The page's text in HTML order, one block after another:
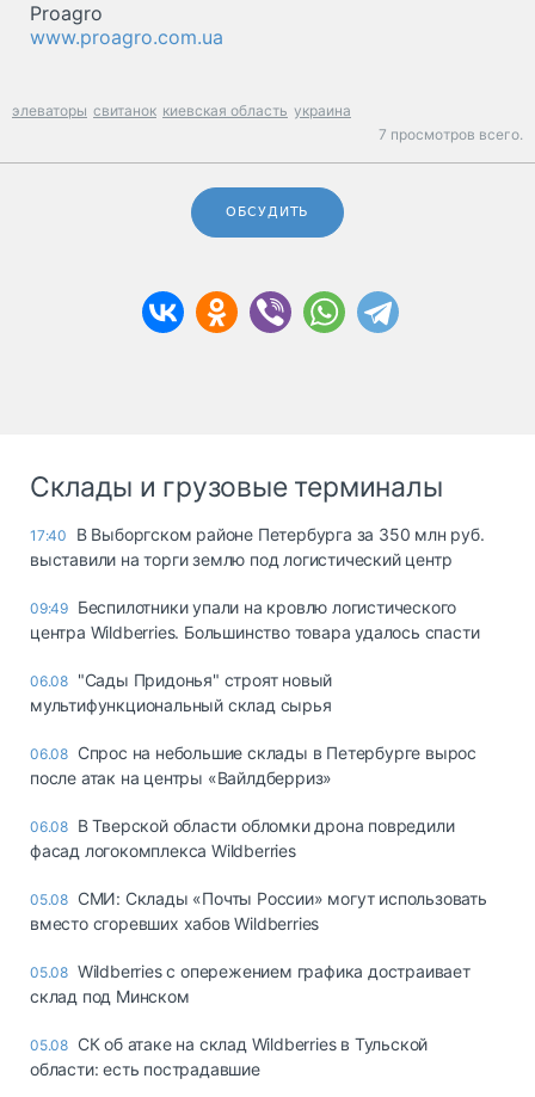
Proagro
www.proagro.com.ua
элеваторы свитанок киевская область украина
7 просмотров всего.
ОБСУДИТЬ
Склады и грузовые терминалы
17:40
В Выборгском районе Петербурга за 350 млн руб.
выставили на торги землю под логистический центр
09:49 Беспилотники упали на кровлю логистического
центра Wildberries. Большинство товара удалось спасти
06.08 "Сады Придонья" строят новый
мультифункциональный склад сырья
06.08 Спрос на небольшие склады в Петербурге вырос
после атак на центры «Вайлдберриз»
06.08 В Тверской области обломки дрона повредили
фасад логокомплекса Wildberries
05.08 СМИ: Склады «Почты России» могут использовать
вместо сгоревших хабов Wildberries
05.08 Wildberries с опережением графика достраивает
склад под Минском
05.08 СК об атаке на склад Wildberries в Тульской
области: есть пострадавшие